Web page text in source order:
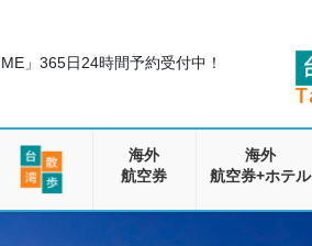
」 365日24時間予約受付中！
海外
航空券
海外
航空券+ホテル